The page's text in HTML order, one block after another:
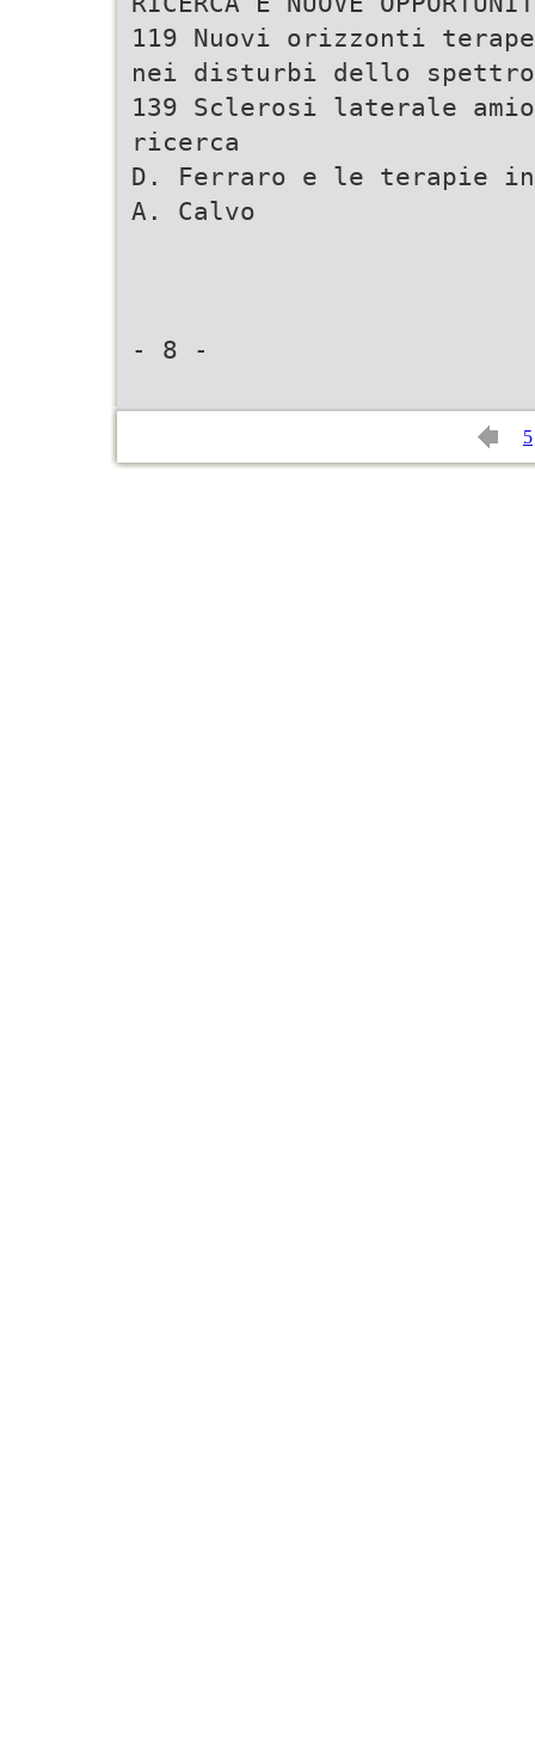
119 Nuovi orizzonti
nei disturbi dello
139 Sclerosi laterale
ricerca
D. Ferraro e le terapie
A. Calvo
- 8 -
5